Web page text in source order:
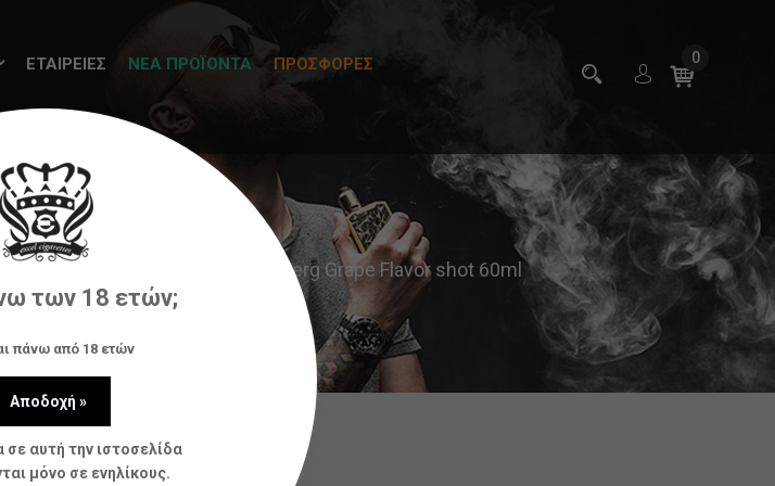
ΕΤΑΙΡΕΙΕΣ ΝΕΑ ΠΡΟΪΟΝΤΑ
ΠΡΟΣΦΟΡΕΣ
0
Vampire Vape Heisenberg Grape Flavor shot 60ml
των 18 ετών;
πάνω από 18 ετών
σε αυτή την ιστοσελίδα
μόνο σε ενηλίκους.